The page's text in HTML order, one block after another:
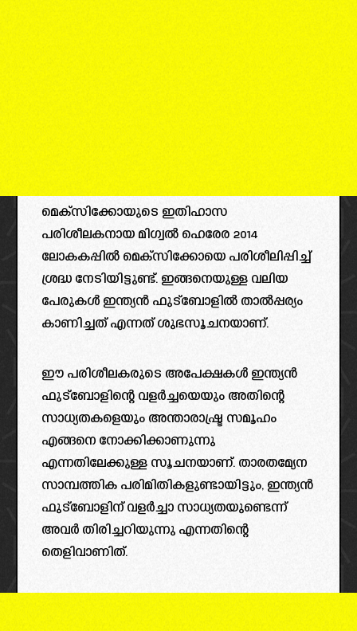
മെക്സിക്കോയുടെ ഇതിഹാസ
പരിശീലകനായ മിഗ്വൽ ഹെരേര 2014
ലോകകപ്പിൽ മെക്സിക്കോയെ പരിശീലിപ്പിച്ച്
ശ്രദ്ധ നേടിയിട്ടുണ്ട്. ഇങ്ങനെയുള്ള വലിയ
പേരുകൾ ഇന്ത്യൻ ഫുട്ബോളിൽ താൽപ്പര്യം
കാണിച്ചത് എന്നത് ശുഭസൂചനയാണ്.
ഈ പരിശീലകരുടെ അപേക്ഷകൾ ഇന്ത്യൻ
ഫുട്ബോളിന്റെ വളർച്ചയെയും അതിന്റെ
സാധ്യതകളെയും അന്താരാഷ്ട്ര സമൂഹം
എങ്ങനെ നോക്കിക്കാണുന്നു
എന്നതിലേക്കുള്ള സൂചനയാണ്. താരതമ്യേന
സാമ്പത്തിക പരിമിതികളുണ്ടായിട്ടും, ഇന്ത്യൻ
ഫുട്ബോളിന് വളർച്ചാ സാധ്യതയുണ്ടെന്ന്
അവർ തിരിച്ചറിയുന്നു എന്നതിന്റെ
തെളിവാണിത്.